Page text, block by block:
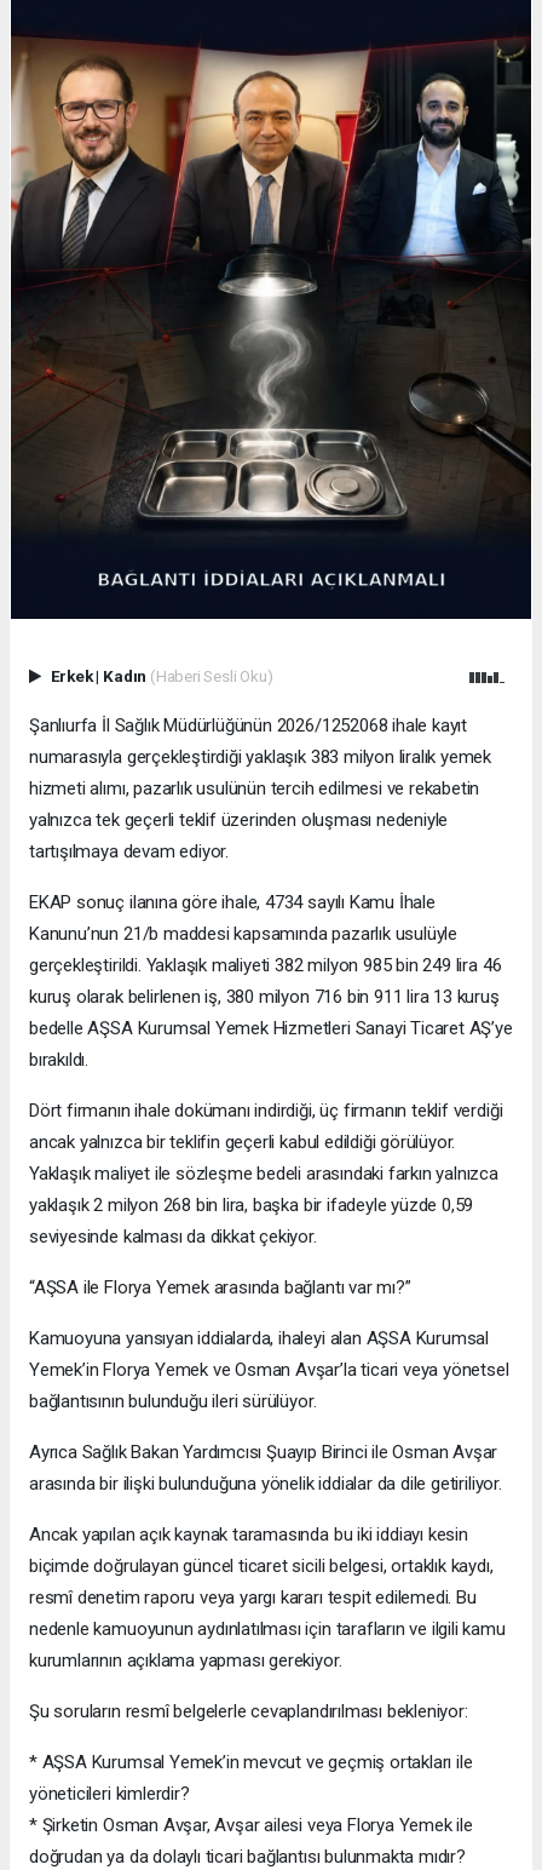
Erkek| Kadın (Haberi Sesli Oku)
Şanlıurfa İl Sağlık Müdürlüğünün 2026/1252068 ihale kayıt
numarasıyla gerçekleştirdiği yaklaşık 383 milyon liralık yemek
hizmeti alımı, pazarlık usulünün tercih edilmesi ve rekabetin
yalnızca tek geçerli teklif üzerinden oluşması nedeniyle
tartışılmaya devam ediyor.
EKAP sonuç ilanına göre ihale, 4734 sayılı Kamu İhale
Kanunu’nun 21/b maddesi kapsamında pazarlık usulüyle
gerçekleştirildi. Yaklaşık maliyeti 382 milyon 985 bin 249 lira 46
kuruş olarak belirlenen iş, 380 milyon 716 bin 911 lira 13 kuruş
bedelle AŞSA Kurumsal Yemek Hizmetleri Sanayi Ticaret AŞ’ye
bırakıldı.
Dört firmanın ihale dokümanı indirdiği, üç firmanın teklif verdiği
ancak yalnızca bir teklifin geçerli kabul edildiği görülüyor.
Yaklaşık maliyet ile sözleşme bedeli arasındaki farkın yalnızca
yaklaşık 2 milyon 268 bin lira, başka bir ifadeyle yüzde 0,59
seviyesinde kalması da dikkat çekiyor.
“AŞSA ile Florya Yemek arasında bağlantı var mı?”
Kamuoyuna yansıyan iddialarda, ihaleyi alan AŞSA Kurumsal
Yemek’in Florya Yemek ve Osman Avşar’la ticari veya yönetsel
bağlantısının bulunduğu ileri sürülüyor.
Ayrıca Sağlık Bakan Yardımcısı Şuayıp Birinci ile Osman Avşar
arasında bir ilişki bulunduğuna yönelik iddialar da dile getiriliyor.
Ancak yapılan açık kaynak taramasında bu iki iddiayı kesin
biçimde doğrulayan güncel ticaret sicili belgesi, ortaklık kaydı,
resmî denetim raporu veya yargı kararı tespit edilemedi. Bu
nedenle kamuoyunun aydınlatılması için tarafların ve ilgili kamu
kurumlarının açıklama yapması gerekiyor.
Şu soruların resmî belgelerle cevaplandırılması bekleniyor:
* AŞSA Kurumsal Yemek’in mevcut ve geçmiş ortakları ile
yöneticileri kimlerdir?
* Şirketin Osman Avşar, Avşar ailesi veya Florya Yemek ile
doğrudan ya da dolaylı ticari bağlantısı bulunmakta mıdır?